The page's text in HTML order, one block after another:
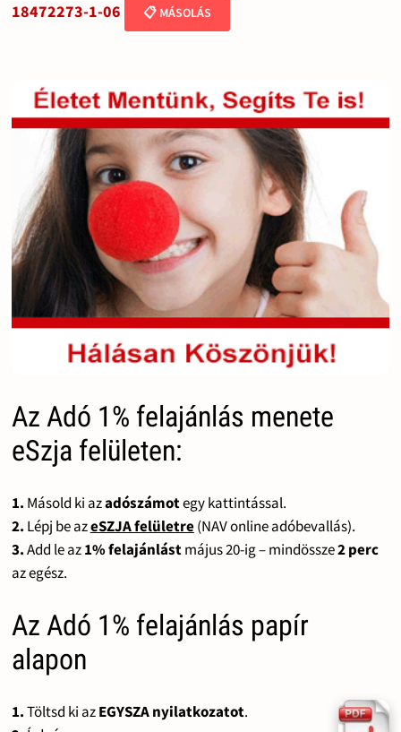
18472273-1-06 📋 MÁSOLÁS
Az Adó 1% felajánlás menete
eSzja felületen:
1. Másold ki azadószámotegy kattintással.
2. Lépj be azeSZJA felületre(NAV online adóbevallás).
3.Add le az1% felajánlástmájus 20-ig – mindössze2 perc
az egész.
Az Adó 1% felajánlás papír
alapon
1.Töltsd ki azEGYSZA nyilatkozatot.